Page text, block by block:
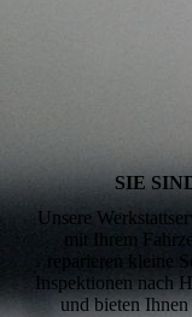
SIE
Unsere
mit Ihrem
reparieren kleine
Inspektionen nach
und bieten